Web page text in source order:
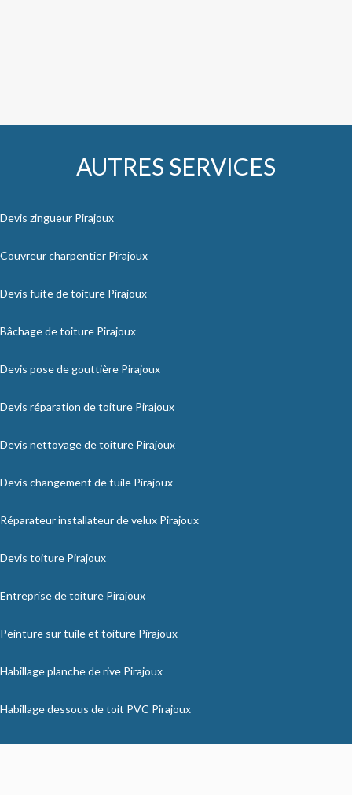
AUTRES SERVICES
Devis zingueur Pirajoux
Couvreur charpentier Pirajoux
Devis fuite de toiture Pirajoux
Bâchage de toiture Pirajoux
Devis pose de gouttière Pirajoux
Devis réparation de toiture Pirajoux
Devis nettoyage de toiture Pirajoux
Devis changement de tuile Pirajoux
Réparateur installateur de velux Pirajoux
Devis toiture Pirajoux
Entreprise de toiture Pirajoux
Peinture sur tuile et toiture Pirajoux
Habillage planche de rive Pirajoux
Habillage dessous de toit PVC Pirajoux